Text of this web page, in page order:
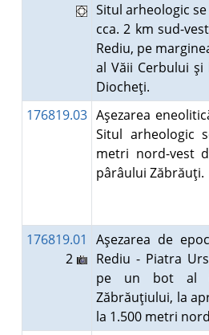
Situl arheologic
cca. 2 km sud-
Rediu, pe
al Văii Cerbului şi
Diocheţi.
176819.03 Aşezarea
Situl arheologic
metri nord-vest
pârâului Zăbrăuţi.
176819.01
2
Aşezarea de
Rediu - Piatra
pe un bot al
Zăbrăuţiului, la
la 1.500 metri